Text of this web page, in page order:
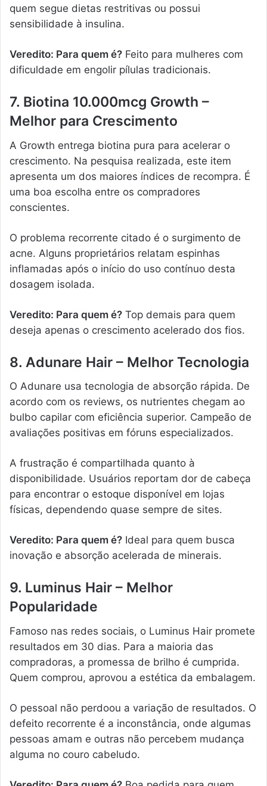
quem segue dietas restritivas ou possui
sensibilidade à insulina.
Veredito: Para quem é? Feito para mulheres com
dificuldade em engolir pílulas tradicionais.
7. Biotina 10.000mcg Growth –
Melhor para Crescimento
A Growth entrega biotina pura para acelerar o
crescimento. Na pesquisa realizada, este item
apresenta um dos maiores índices de recompra. É
uma boa escolha entre os compradores
conscientes.
O problema recorrente citado é o surgimento de
acne. Alguns proprietários relatam espinhas
inflamadas após o início do uso contínuo desta
dosagem isolada.
Veredito: Para quem é? Top demais para quem
deseja apenas o crescimento acelerado dos fios.
8. Adunare Hair – Melhor Tecnologia
O Adunare usa tecnologia de absorção rápida. De
acordo com os reviews, os nutrientes chegam ao
bulbo capilar com eficiência superior. Campeão de
avaliações positivas em fóruns especializados.
A frustração é compartilhada quanto à
disponibilidade. Usuários reportam dor de cabeça
para encontrar o estoque disponível em lojas
físicas, dependendo quase sempre de sites.
Veredito: Para quem é? Ideal para quem busca
inovação e absorção acelerada de minerais.
9. Luminus Hair – Melhor
Popularidade
Famoso nas redes sociais, o Luminus Hair promete
resultados em 30 dias. Para a maioria das
compradoras, a promessa de brilho é cumprida.
Quem comprou, aprovou a estética da embalagem.
O pessoal não perdoou a variação de resultados. O
defeito recorrente é a inconstância, onde algumas
pessoas amam e outras não percebem mudança
alguma no couro cabeludo.